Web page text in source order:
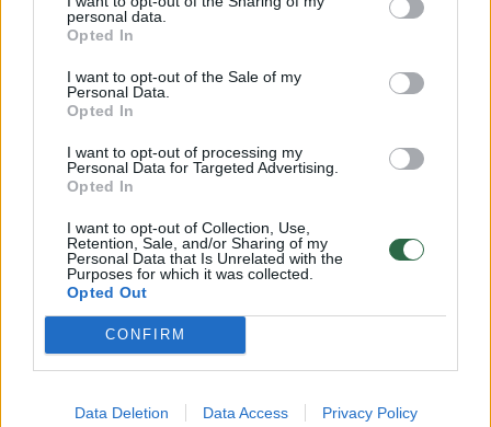
personal data.
Opted In
I want to opt-out of the Sale of my
Personal Data.
Opted In
I want to opt-out of processing my
Personal Data for Targeted Advertising.
Opted In
I want to opt-out of Collection, Use,
Retention, Sale, and/or Sharing of my
Personal Data that Is Unrelated with the
Purposes for which it was collected.
Opted Out
CONFIRM
Data Deletion Data Access Privacy Policy
kartą, o ilgoje baudinių serijoje Vokietijos
rinktinė iškovojo pergalę 6:5. Anglų nesėkmę
baudinių serijoje nulėmė nesėkmingas
dabartinio rinktinės trenerio Garetho
Southgate‘o smūgis.